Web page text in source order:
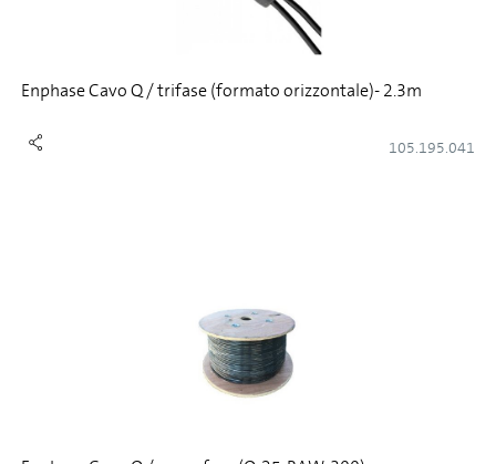
Enphase Cavo Q / trifase (formato orizzontale)- 2.3m
105.195.041